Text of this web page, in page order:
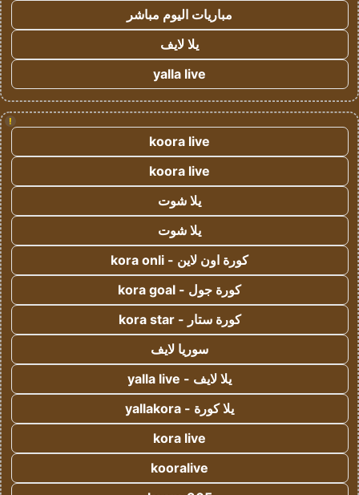
مباريات اليوم مباشر
يلا لايف
yalla live
!
koora live
koora live
يلا شوت
يلا شوت
كورة اون لاين - kora onli
كورة جول - kora goal
كورة ستار - kora star
سوريا لايف
يلا لايف - yalla live
يلا كورة - yallakora
kora live
kooralive